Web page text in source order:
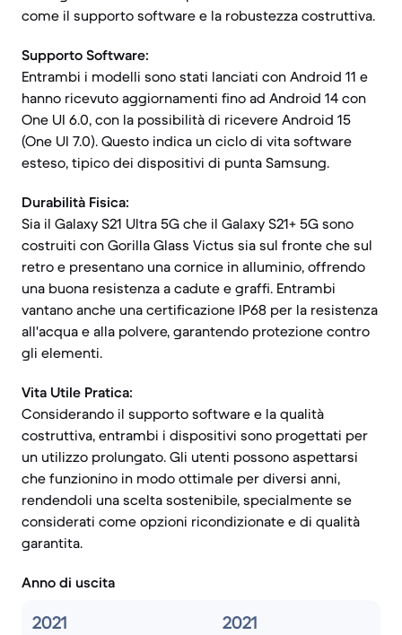
come il supporto software e la robustezza costruttiva.
Supporto Software:
Entrambi i modelli sono stati lanciati con Android 11 e
hanno ricevuto aggiornamenti fino ad Android 14 con
One UI 6.0, con la possibilità di ricevere Android 15
(One UI 7.0). Questo indica un ciclo di vita software
esteso, tipico dei dispositivi di punta Samsung.
Durabilità Fisica:
Sia il Galaxy S21 Ultra 5G che il Galaxy S21+ 5G sono
costruiti con Gorilla Glass Victus sia sul fronte che sul
retro e presentano una cornice in alluminio, offrendo
una buona resistenza a cadute e graffi. Entrambi
vantano anche una certificazione IP68 per la resistenza
all'acqua e alla polvere, garantendo protezione contro
gli elementi.
Vita Utile Pratica:
Considerando il supporto software e la qualità
costruttiva, entrambi i dispositivi sono progettati per
un utilizzo prolungato. Gli utenti possono aspettarsi
che funzionino in modo ottimale per diversi anni,
rendendoli una scelta sostenibile, specialmente se
considerati come opzioni ricondizionate e di qualità
garantita.
Anno di uscita
2021 2021